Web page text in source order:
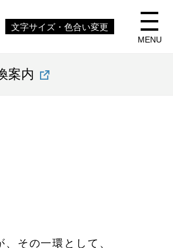
文字サイズ・色合い変更
MENU
案内
その一環として、